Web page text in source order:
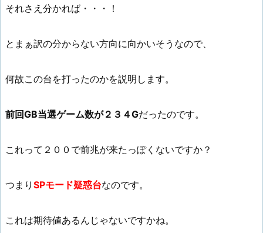
それさえ分かれば・・・！
とまぁ訳の分からない方向に向かいそうなので、
何故この台を打ったのかを説明します。
前回GB当選ゲーム数が２３４Gだったのです。
これって２００で前兆が来たっぽくないですか？
つまり SPモード疑惑台なのです。
これは期待値あるんじゃないですかね。